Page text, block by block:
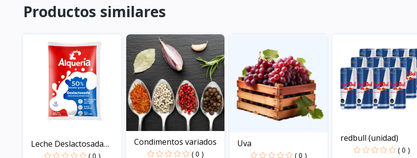
Productos similares
Leche Deslactosada
Alqu...
( 0 )
Condimentos variados
( 0 )
Uva
( 0 )
redbull (unidad)
( 0 )